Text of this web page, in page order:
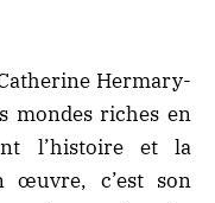
Hermary-
mondes riches en
l’histoire et la
œuvre, c’est son